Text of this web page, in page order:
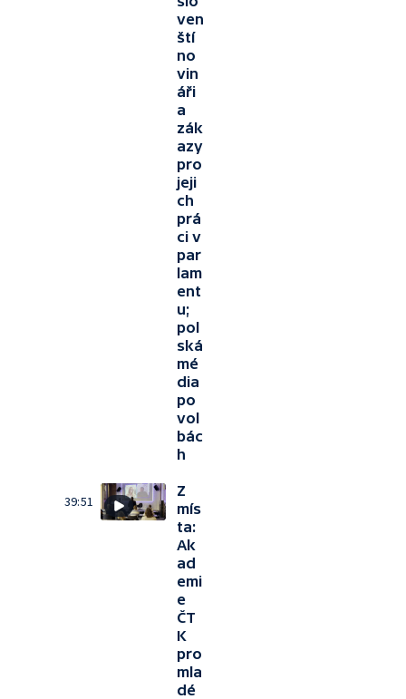
ven
ští
no
vin
áři
a
zák
azy
pro
jeji
ch
prá
ci v
par
lam
ent
u;
pol
ská
mé
dia
po
vol
bác
h
39:51
Z
mís
ta:
Ak
ad
emi
e
ČT
K
pro
mla
dé